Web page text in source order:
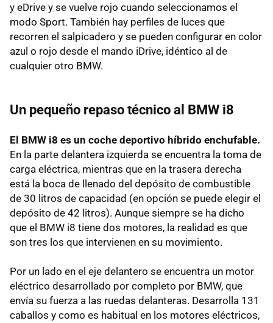
y eDrive y se vuelve rojo cuando seleccionamos el
modo Sport. También hay perfiles de luces que
recorren el salpicadero y se pueden configurar en color
azul o rojo desde el mando iDrive, idéntico al de
cualquier otro BMW.
Un pequeño repaso técnico al BMW i8
El BMW i8 es un coche deportivo híbrido enchufable.
En la parte delantera izquierda se encuentra la toma de
carga eléctrica, mientras que en la trasera derecha
está la boca de llenado del depósito de combustible
de 30 litros de capacidad (en opción se puede elegir el
depósito de 42 litros). Aunque siempre se ha dicho
que el BMW i8 tiene dos motores, la realidad es que
son tres los que intervienen en su movimiento.
Por un lado en el eje delantero se encuentra un motor
eléctrico desarrollado por completo por BMW, que
envía su fuerza a las ruedas delanteras. Desarrolla 131
caballos y como es habitual en los motores eléctricos,